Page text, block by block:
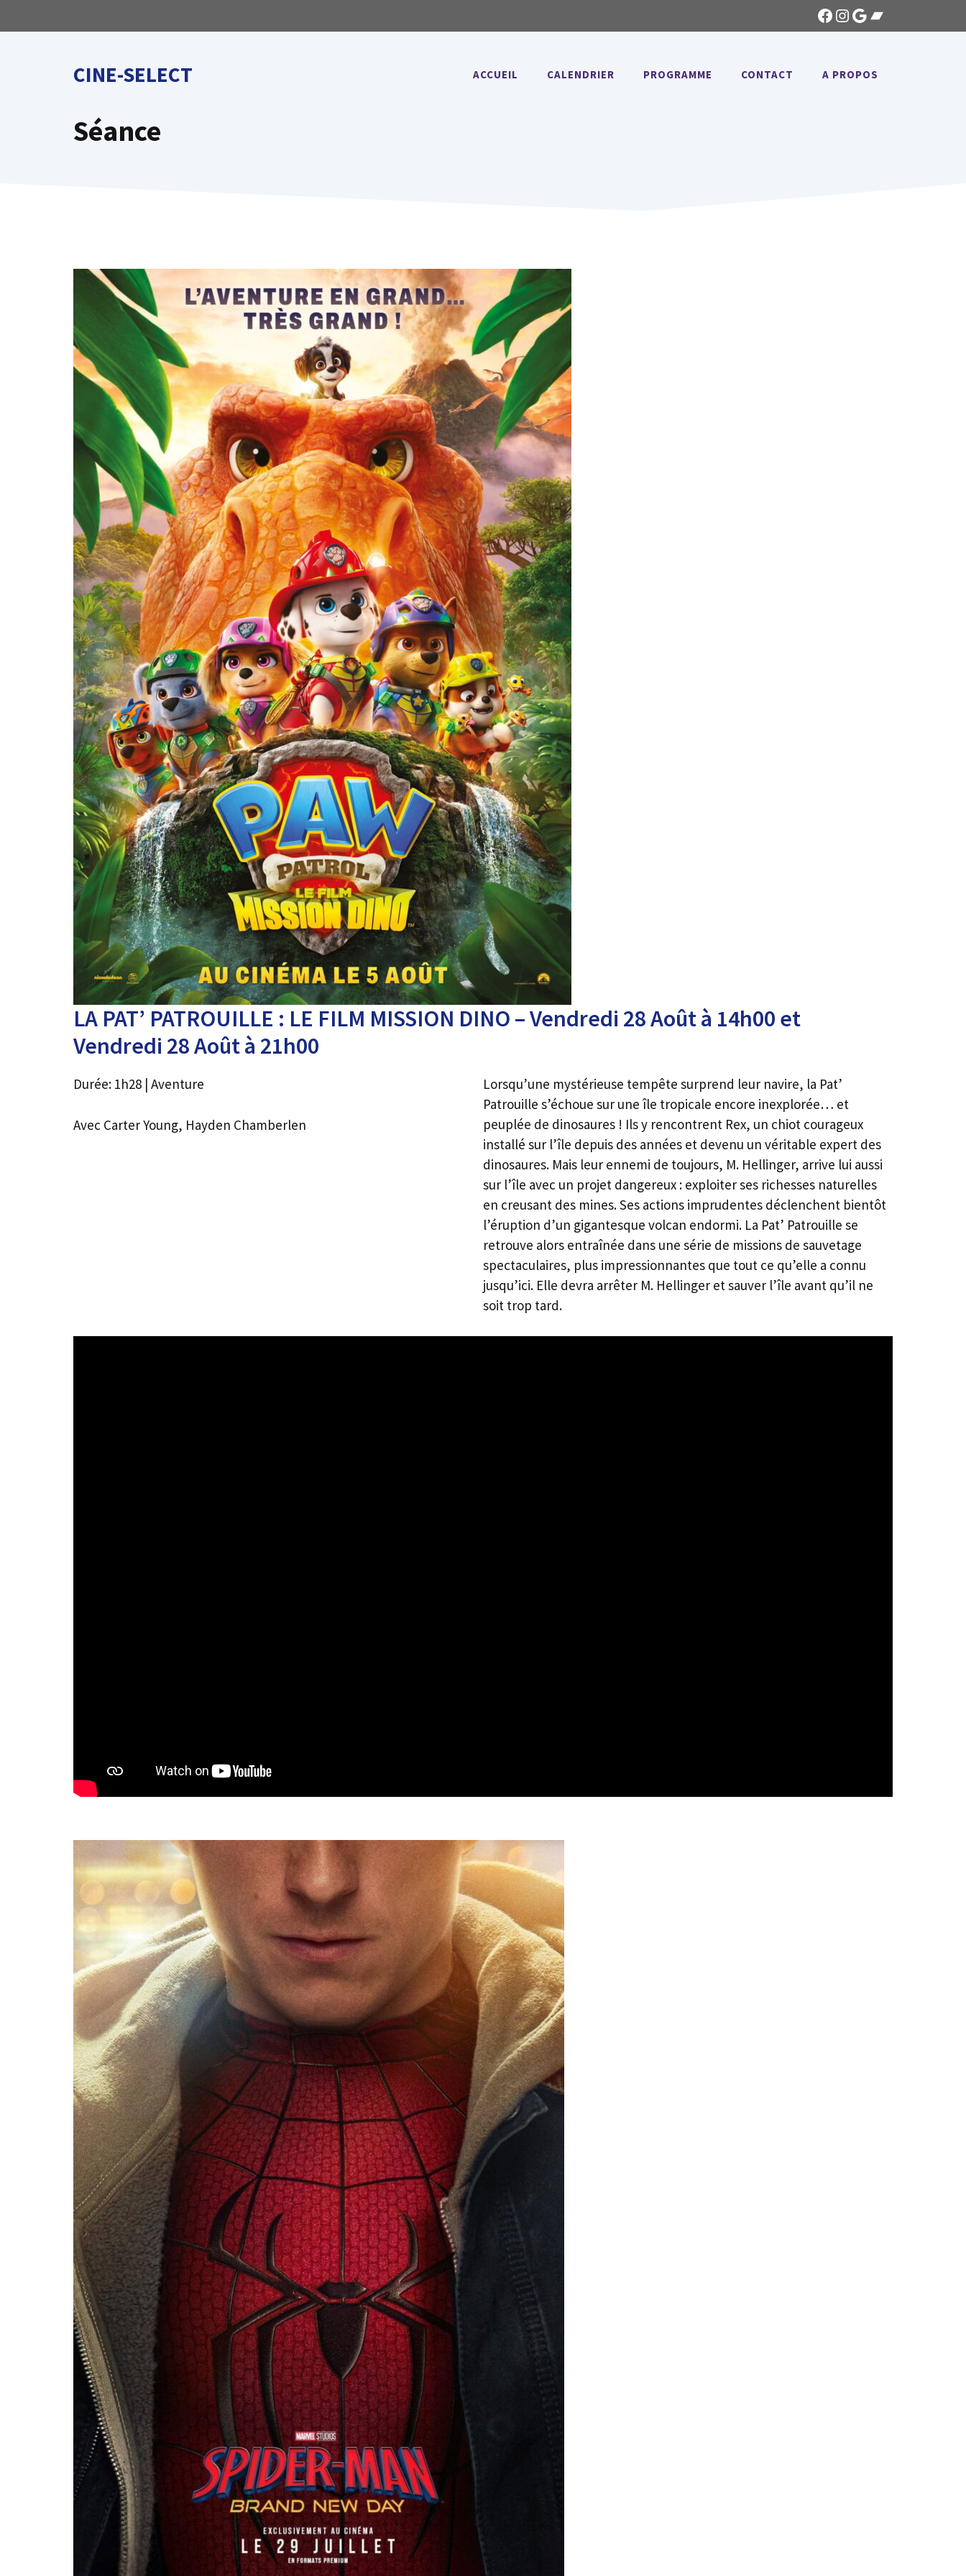
au
Facebook
Instagram
GoogleBandcamp
CINE-SELECT ACCUEIL CALENDRIER PROGRAMME CONTACT A PROPOS
Séance
LA PAT’ PATROUILLE : LE FILM MISSION DINO – Vendredi 28 Août à 14h00 et
Vendredi 28 Août à 21h00
Durée: 1h28 | Aventure
Avec Carter Young, Hayden Chamberlen
Lorsqu’une mystérieuse tempête surprend leur navire, la Pat’
Patrouille s’échoue sur une île tropicale encore inexplorée… et
peuplée de dinosaures ! Ils y rencontrent Rex, un chiot courageux
installé sur l’île depuis des années et devenu un véritable expert des
dinosaures. Mais leur ennemi de toujours, M. Hellinger, arrive lui aussi
sur l’île avec un projet dangereux : exploiter ses richesses naturelles
en creusant des mines. Ses actions imprudentes déclenchent bientôt
l’éruption d’un gigantesque volcan endormi. La Pat’ Patrouille se
retrouve alors entraînée dans une série de missions de sauvetage
spectaculaires, plus impressionnantes que tout ce qu’elle a connu
jusqu’ici. Elle devra arrêter M. Hellinger et sauver l’île avant qu’il ne
soit trop tard.